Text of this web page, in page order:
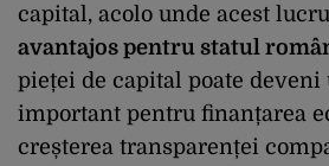
capital, acolo unde acest
avantajos pentru statul
pieței de capital poate
important pentru finanțarea
creșterea transparenței